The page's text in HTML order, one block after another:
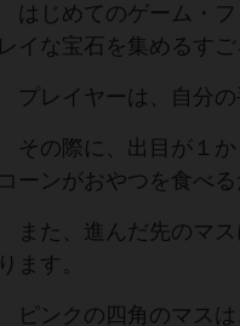
はじめてのゲーム・フ
レイな宝石を集めるすご
プレイヤーは、自分の
その際に、出目が１か
コーンがおやつを食べ
また、進んだ先のマス
ります。
ピンクの四角のマスは